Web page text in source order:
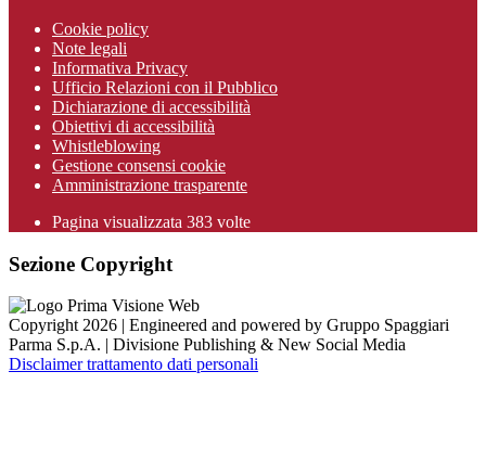
Cookie policy
Note legali
Informativa Privacy
Ufficio Relazioni con il Pubblico
Dichiarazione di accessibilità
Obiettivi di accessibilità
Whistleblowing
Gestione consensi cookie
Amministrazione trasparente
Pagina visualizzata 383 volte
Sezione Copyright
Copyright 2026 | Engineered and powered by Gruppo Spaggiari
Parma S.p.A. | Divisione Publishing & New Social Media
Disclaimer trattamento dati personali